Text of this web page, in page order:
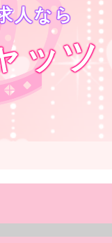
人なら
ッツ